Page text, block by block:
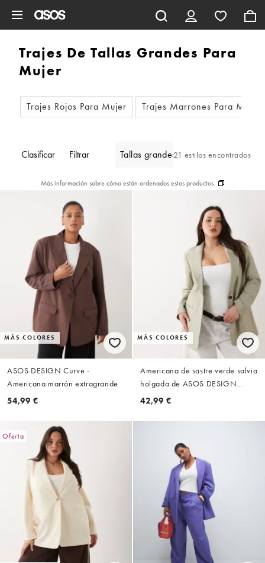
Trajes De Tallas Grandes Para
Mujer
Trajes Rojos Para Mujer Trajes Marrones Para Mujer
Clasificar Filtrar Tallas grandes21 estilos encontrados
Más información sobre cómo están ordenados estos productos
MÁS COLORES
ASOS DESIGN Curve -
Americana marrón extragrande
54,99 €
MÁS COLORES
Americana de sastre verde salvia
holgada de ASOS DESIGN
Curve
42,99 €
Oferta